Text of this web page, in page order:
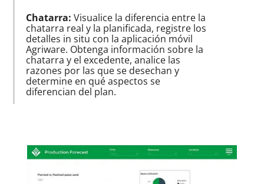
Chatarra: Visualice la diferencia entre la
chatarra real y la planificada, registre los
detalles in situ con la aplicación móvil
Agriware. Obtenga información sobre la
chatarra y el excedente, analice las
razones por las que se desechan y
determine en qué aspectos se
diferencian del plan.